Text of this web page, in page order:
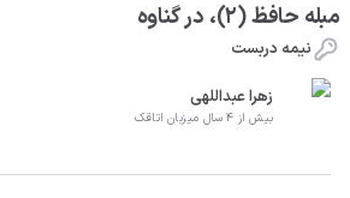
مبله حافظ (2)، در گناوه
نیمه دربست
زهرا عبداللهی
بیش از 4 سال میزبان اتاقک